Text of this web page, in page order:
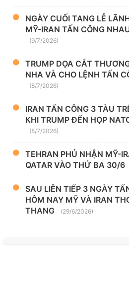
NGÀY CUỐI TANG LỄ
MỸ-IRAN TẤN CÔNG
(9/7/2026)
TRUMP DỌA CẮT
NHA VÀ CHO LỆNH TẤN
(8/7/2026)
IRAN TẤN CÔNG 3 TÀU
KHI TRUMP ĐẾN HỌP
(8/7/2026)
TEHRAN PHỦ NHẬN MỸ-
QATAR VÀO THỨ BA 30/6
SAU LIÊN TIẾP 3 NGÀY
HÔM NAY MỸ VÀ IRAN
THANG
(29/6/2026)